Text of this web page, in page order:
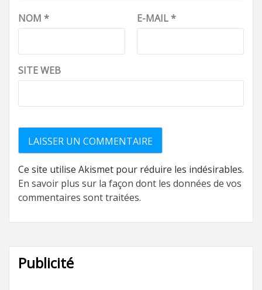
NOM * E-MAIL*
SITE WEB
Ce site utilise Akismet pour réduire les indésirables.
En savoir plus sur la façon dont les données de vos
commentaires sont traitées.
Publicité